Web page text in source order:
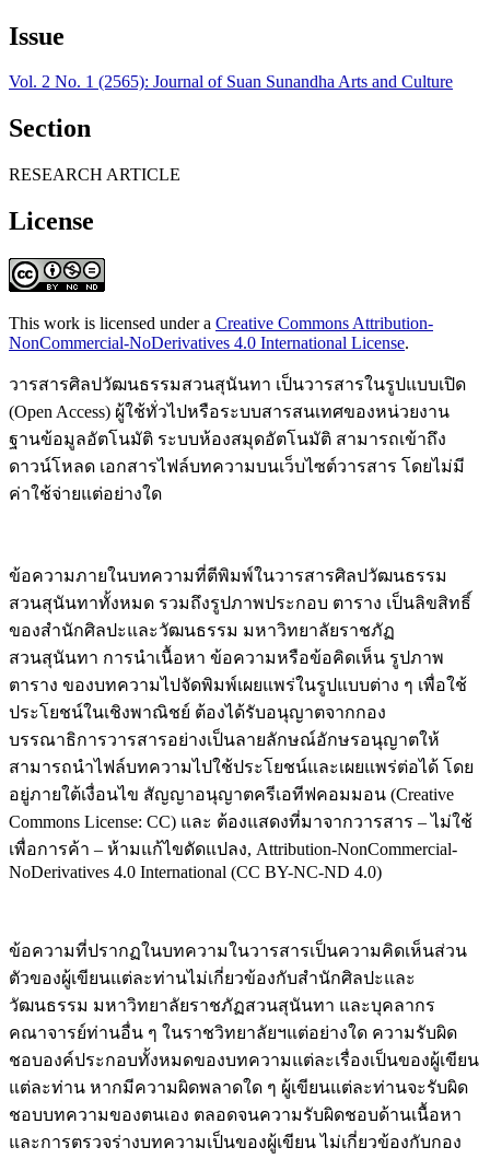
Issue
Vol. 2 No. 1 (2565): Journal of Suan Sunandha Arts and Culture
Section
RESEARCH ARTICLE
License
This work is licensed under a Creative Commons Attribution-
NonCommercial-NoDerivatives 4.0 International License.
วารสารศิลปวัฒนธรรมสวนสุนันทา เป็นวารสารในรูปแบบเปิด
(Open Access) ผู้ใช้ทั่วไปหรือระบบสารสนเทศของหน่วยงาน
ฐานข้อมูลอัตโนมัติ ระบบห้องสมุดอัตโนมัติ สามารถเข้าถึง
ดาวน์โหลด เอกสารไฟล์บทความบนเว็บไซต์วารสาร โดยไม่มี
ค่าใช้จ่ายแต่อย่างใด
ข้อความภายในบทความที่ตีพิมพ์ในวารสารศิลปวัฒนธรรม
สวนสุนันทาทั้งหมด รวมถึงรูปภาพประกอบ ตาราง เป็นลิขสิทธิ์
ของสำนักศิลปะและวัฒนธรรม มหาวิทยาลัยราชภัฏ
สวนสุนันทา การนำเนื้อหา ข้อความหรือข้อคิดเห็น รูปภาพ
ตาราง ของบทความไปจัดพิมพ์เผยแพร่ในรูปแบบต่าง ๆ เพื่อใช้
ประโยชน์ในเชิงพาณิชย์ ต้องได้รับอนุญาตจากกอง
บรรณาธิการวารสารอย่างเป็นลายลักษณ์อักษรอนุญาตให้
สามารถนำไฟล์บทความไปใช้ประโยชน์และเผยแพร่ต่อได้ โดย
อยู่ภายใต้เงื่อนไข สัญญาอนุญาตครีเอทีฟคอมมอน (Creative
Commons License: CC) และ ต้องแสดงที่มาจากวารสาร – ไม่ใช้
เพื่อการค้า – ห้ามแก้ไขดัดแปลง, Attribution-NonCommercial-
NoDerivatives 4.0 International (CC BY-NC-ND 4.0)
ข้อความที่ปรากฏในบทความในวารสารเป็นความคิดเห็นส่วน
ตัวของผู้เขียนแต่ละท่านไม่เกี่ยวข้องกับสำนักศิลปะและ
วัฒนธรรม มหาวิทยาลัยราชภัฏสวนสุนันทา และบุคลากร
คณาจารย์ท่านอื่น ๆ ในราชวิทยาลัยฯแต่อย่างใด ความรับผิด
ชอบองค์ประกอบทั้งหมดของบทความแต่ละเรื่องเป็นของผู้เขียน
แต่ละท่าน หากมีความผิดพลาดใด ๆ ผู้เขียนแต่ละท่านจะรับผิด
ชอบบทความของตนเอง ตลอดจนความรับผิดชอบด้านเนื้อหา
และการตรวจร่างบทความเป็นของผู้เขียน ไม่เกี่ยวข้องกับกอง